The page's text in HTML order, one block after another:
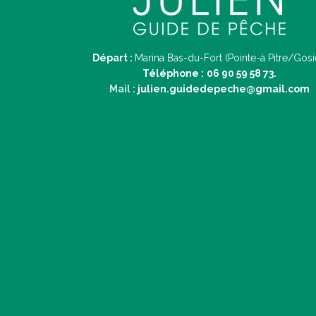
Départ : Marina Bas-du-Fort (Pointe-à Pitre/
Téléphone : 06 90 59 58 73.
Mail : julien.guidedepeche@gmail.com